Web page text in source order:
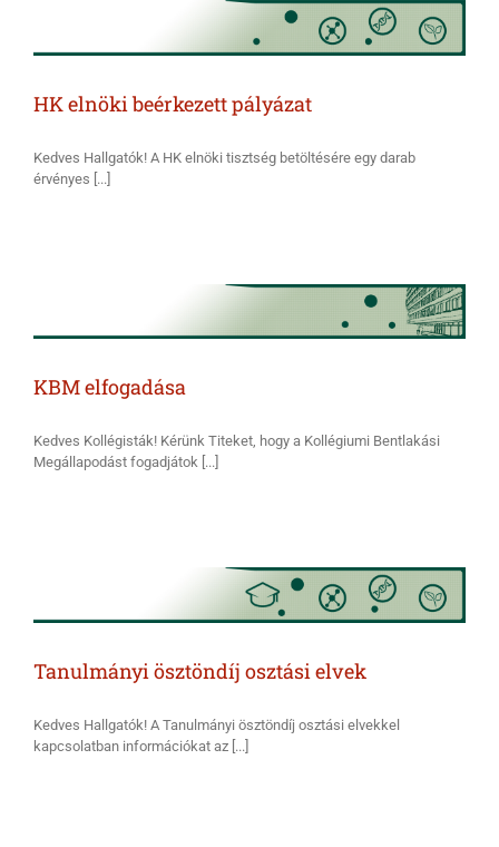
HK elnöki beérkezett pályázat
Kedves Hallgatók! A HK elnöki tisztség betöltésére egy darab
érvényes [...]
KBM elfogadása
Kedves Kollégisták! Kérünk Titeket, hogy a Kollégiumi Bentlakási
Megállapodást fogadjátok [...]
Tanulmányi ösztöndíj osztási elvek
Kedves Hallgatók! A Tanulmányi ösztöndíj osztási elvekkel
kapcsolatban információkat az [...]